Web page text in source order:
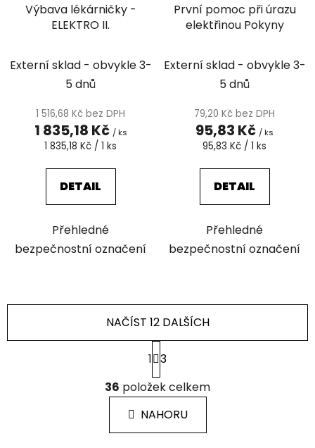
Výbava lékárničky -
ELEKTRO II.
Externí sklad - obvykle 3-
5 dnů
1 516,68 Kč bez DPH
1 835,18 Kč / ks
Měrná
1 835,18 Kč / 1 ks
DETAIL
Přehledné
bezpečnostní označení
První pomoc při úrazu
elektřinou Pokyny
Externí sklad - obvykle 3-
5 dnů
79,20 Kč bez DPH
95,83 Kč / ks
Měrná
95,83 Kč / 1 ks
DETAIL
Přehledné
bezpečnostní označení
O
v
l
á
d
NAČÍST 12 DALŠÍCH
S
t
r
á
n
k
1 3
36 položek celkem
NAHORU